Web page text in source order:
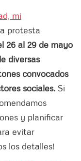
mi
protesta
26 al 29 de mayo
diversas
convocados
sociales. Si
y planificar
evitar
los detalles!